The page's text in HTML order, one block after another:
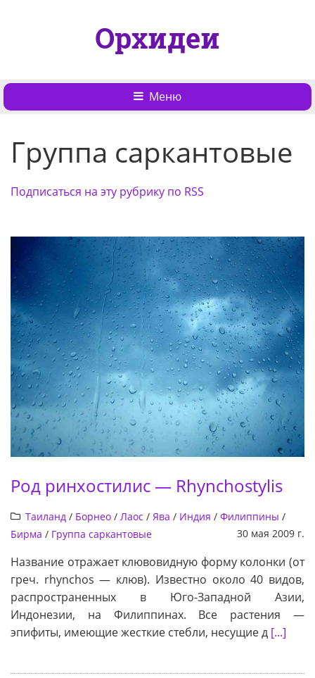
Орхидеи
Меню
Группа саркантовые
Подписаться на эту рубрику по RSS
Род ринхостилис — Rhynchostylis
Таиланд/ Борнео/ Лаос / Ява / Индия / Филиппины /
Бирма / Группа саркантовые 30 мая 2009 г.
Название отражает клювовидную форму колонки (от
греч. rhynchos — клюв). Известно около 40 видов,
распространенных в Юго-Западной Азии,
Индонезии, на Филиппинах. Все растения —
эпифиты, имеющие жесткие стебли, несущие д [...]